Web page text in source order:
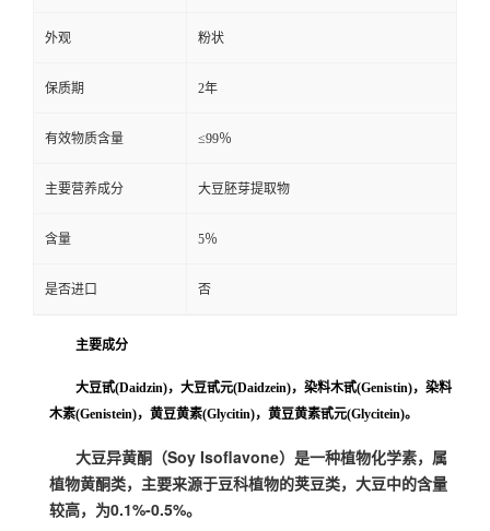
外观 粉状
保质期 2年
有效物质含量 ≤99％
主要营养成分 大豆胚芽提取物
含量 5％
是否进口 否
主要成分
大豆甙(Daidzin)，大豆甙元(Daidzein)，染料木甙(Genistin)，染料
木素(Genistein)，黄豆黄素(Glycitin)，黄豆黄素甙元(Glycitein)。
大豆异黄酮（Soy Isoflavone）是一种植物化学素，属
植物黄酮类，主要来源于豆科植物的荚豆类，大豆中的含量
较高，为0.1%-0.5%。